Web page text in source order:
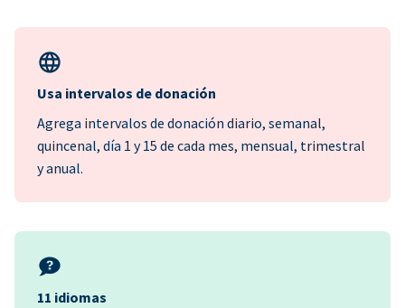
Usa intervalos de donación
Agrega intervalos de donación diario, semanal,
quincenal, día 1 y 15 de cada mes, mensual, trimestral
y anual.
11 idiomas